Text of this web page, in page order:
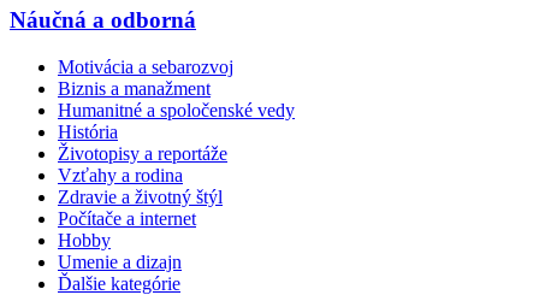
Náučná a odborná
Motivácia a sebarozvoj
Biznis a manažment
Humanitné a spoločenské vedy
História
Životopisy a reportáže
Vzťahy a rodina
Zdravie a životný štýl
Počítače a internet
Hobby
Umenie a dizajn
Ďalšie kategórie